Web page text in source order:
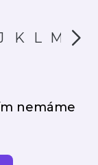
K L M N
nemáme